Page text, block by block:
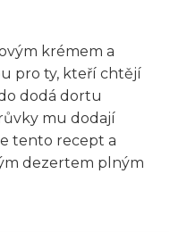
krémem a
pro ty, kteří chtějí
dodá dortu
mu dodají
tento recept a
dezertem plným